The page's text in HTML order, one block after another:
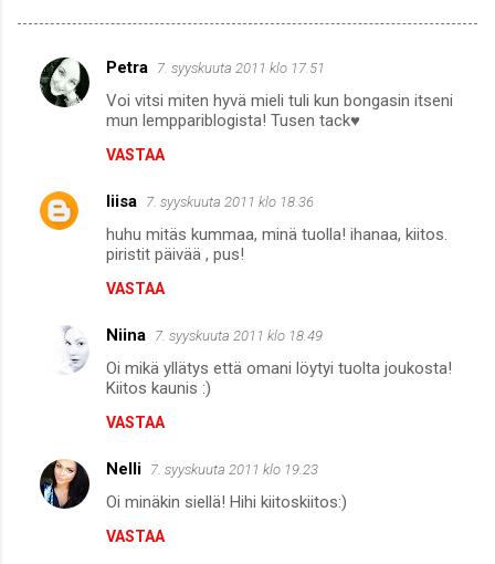
K
o
e
n
Petra 7. syyskuuta 2011 klo 17.51
Voi vitsi miten hyvä mieli tuli kun bongasin itseni
mun lemppariblogista! Tusen tack♥
VASTAA
liisa 7. syyskuuta 2011 klo 18.36
huhu mitäs kummaa, minä tuolla! ihanaa, kiitos.
piristit päivää , pus!
VASTAA
Niina 7. syyskuuta 2011 klo 18.49
Oi mikä yllätys että omani löytyi tuolta joukosta!
Kiitos kaunis :)
VASTAA
Nelli 7. syyskuuta 2011 klo 19.23
Oi minäkin siellä! Hihi kiitoskiitos:)
VASTAA